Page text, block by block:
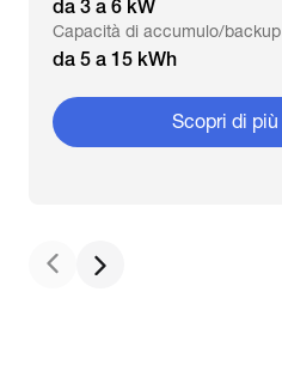
da 3 a 6 kW
Capacità di accumulo/backup
da 5 a 15 kWh
Scopri di più